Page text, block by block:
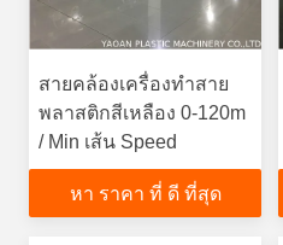
สายคล้องเครื่องทำสาย
พลาสติกสีเหลือง 0-120m
/ Min เส้น Speed
หา ราคา ที่ ดี ที่สุด